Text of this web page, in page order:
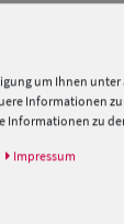
und EU
um Ihnen
Informationen
Informationen zu
Impressum